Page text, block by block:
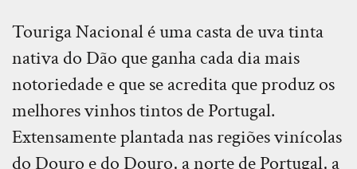
Touriga Nacional é uma casta de uva tinta
nativa do Dão que ganha cada dia mais
notoriedade e que se acredita que produz os
melhores vinhos tintos de Portugal.
Extensamente plantada nas regiões vinícolas
do Douro e do Douro, a norte de Portugal, a